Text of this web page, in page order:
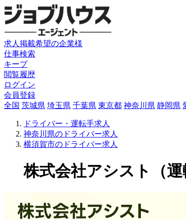
求人掲載希望の企業様
仕事検索
キープ
閲覧履歴
ログイン
会員登録
全国 茨城県 埼玉県 千葉県 東京都 神奈川県 静岡県
ドライバー・運転手求人
神奈川県のドライバー求人
横須賀市のドライバー求人
株式会社アシスト（